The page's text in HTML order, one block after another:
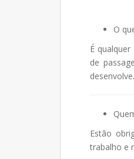
O
É
de
desenvolve.
Estão
trabalho e